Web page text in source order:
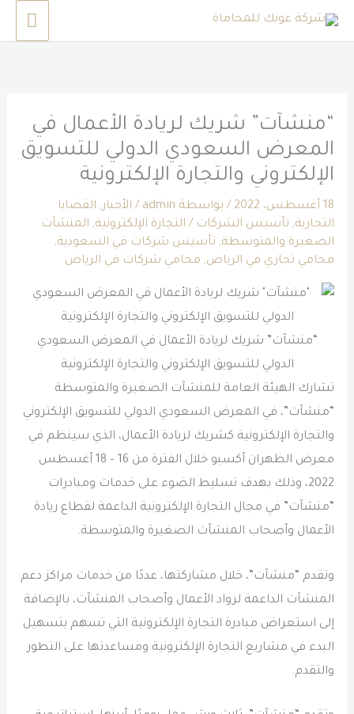
تخطي
“منشآت” شريك لريادة الأعمال في
المعرض السعودي الدولي للتسويق
الإلكتروني والتجارة الإلكترونية
18 أغسطس، 2022 / بواسطة admin
/ الأخبار, القضايا
التجارية, تأسيس الشركات / التجارة الإلكترونية, المنشآت
الصغيرة والمتوسطة, تأسيس شركات في السعودية,
محامي تجاري في الرياض, محامي شركات في الرياض
“منشآت” شريك لريادة الأعمال في المعرض السعودي
الدولي للتسويق الإلكتروني والتجارة الإلكترونية
تشارك الهيئة العامة للمنشآت الصغيرة والمتوسطة
“منشآت”، في المعرض السعودي الدولي للتسويق الإلكتروني
والتجارة الإلكترونية كشريك لريادة الأعمال، الذي سينظم في
معرض الظهران أكسبو خلال الفترة من 16 – 18 أغسطس
2022، وذلك بهدف تسليط الضوء على خدمات ومبادرات
“منشآت” في مجال التجارة الإلكترونية الداعمة لقطاع ريادة
الأعمال وأصحاب المنشآت الصغيرة والمتوسطة.
وتقدم “منشآت”، خلال مشاركتها، عددًا من خدمات مراكز دعم
المنشآت الداعمة لرواد الأعمال وأصحاب المنشآت، بالإضافة
إلى استعراض مبادرة التجارة الإلكترونية التي تسهم بتسهيل
البدء في مشاريع التجارة الإلكترونية ومساعدتها على التطور
والتقدم.